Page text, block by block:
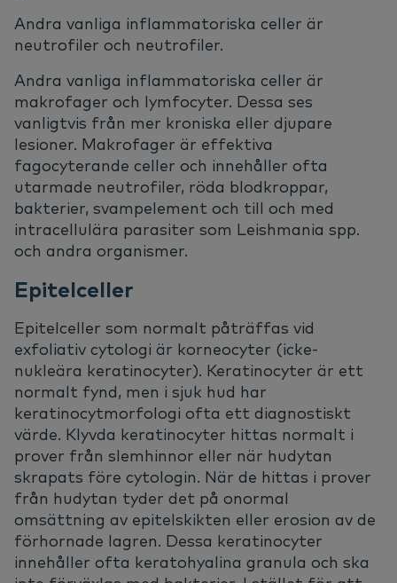
Andra vanliga inflammatoriska celler är
neutrofiler och neutrofiler.
Andra vanliga inflammatoriska celler är
makrofager och lymfocyter. Dessa ses
vanligtvis från mer kroniska eller djupare
lesioner. Makrofager är effektiva
fagocyterande celler och innehåller ofta
utarmade neutrofiler, röda blodkroppar,
bakterier, svampelement och till och med
intracellulära parasiter som Leishmania spp.
och andra organismer.
Epitelceller
Epitelceller som normalt påträffas vid
exfoliativ cytologi är korneocyter (icke-
nukleära keratinocyter). Keratinocyter är ett
normalt fynd, men i sjuk hud har
keratinocytmorfologi ofta ett diagnostiskt
värde. Klyvda keratinocyter hittas normalt i
prover från slemhinnor eller när hudytan
skrapats före cytologin. När de hittas i prover
från hudytan tyder det på onormal
omsättning av epitelskikten eller erosion av de
förhornade lagren. Dessa keratinocyter
innehåller ofta keratohyalina granula och ska